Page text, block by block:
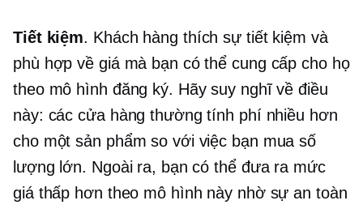
Tiết kiệm. Khách hàng thích sự tiết kiệm và
phù hợp về giá mà bạn có thể cung cấp cho họ
theo mô hình đăng ký. Hãy suy nghĩ về điều
này: các cửa hàng thường tính phí nhiều hơn
cho một sản phẩm so với việc bạn mua số
lượng lớn. Ngoài ra, bạn có thể đưa ra mức
giá thấp hơn theo mô hình này nhờ sự an toàn